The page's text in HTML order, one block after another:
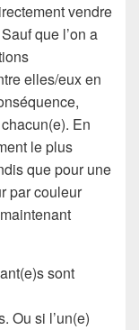
vendre
que l’on a
elles/eux en
En
le plus
que pour une
par couleur
sont
Ou si l’un(e)